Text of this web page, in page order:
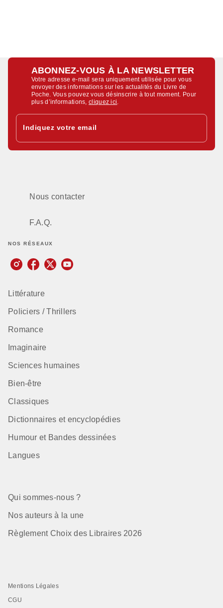
ABONNEZ-VOUS À LA NEWSLETTER
Votre adresse e-mail sera uniquement utilisée pour vous
envoyer des informations sur les actualités du Livre de
Poche. Vous pouvez vous désinscrire à tout moment. Pour
plus d’informations,cliquez ici
Indiquez votre email
Nous contacter
F.A.Q.
NOS RÉSEAUX
Littérature
Policiers / Thrillers
Romance
Imaginaire
Sciences humaines
Bien-être
Classiques
Dictionnaires et encyclopédies
Humour et Bandes dessinées
Langues
Qui sommes-nous ?
Nos auteurs à la une
Règlement Choix des Libraires 2026
Mentions Légales
CGU